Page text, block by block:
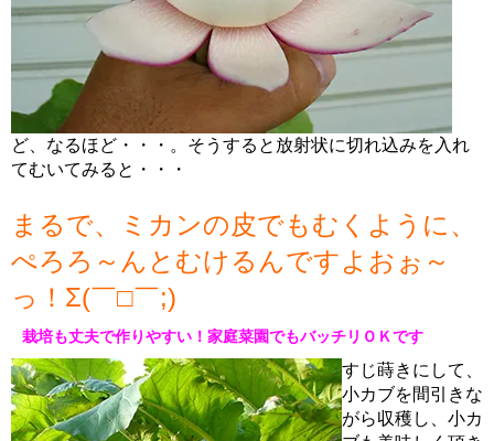
ど、なるほど・・・。そうすると放射状に切れ込みを入れ
てむいてみると・・・
まるで、ミカンの皮でもむくように、
ぺろろ～んとむけるんですよおぉ～
っ！Σ(￣□￣;)
栽培も丈夫で作りやすい！家庭菜園でもバッチリＯＫです
すじ蒔きにして、
小カブを間引きな
がら収穫し、小カ